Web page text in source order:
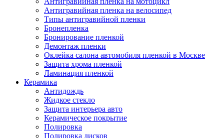
Антигравийная пленка на велосипед
Типы антигравийной пленки
Бронепленка
Бронирование пленкой
Демонтаж пленки
Оклейка салона автомобиля пленкой в Москве
Защита хрома пленкой
Ламинация пленкой
Керамика
Антидождь
Жидкое стекло
Защита интерьера авто
Керамическое покрытие
Полировка
Полировка дисков